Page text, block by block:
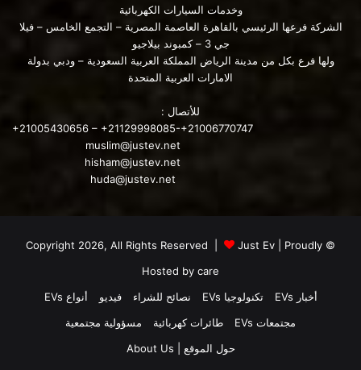
وخدمات السيارات الكهربائية
الشركة فرعها الرئيسي بالقاهرة العاصمة المصرية – التجمع الخامس – فيلا
جي 3 – كمبوند بيلاجيو
ولها فرع بكل من مدينة الرياض المملكة العربية السعودية – ودبي بدولة
الامارات العربية المتحدة
للأتصال :
+21005430656 – +21129998085-+21006770747
muslim@justev.net
hisham@justev.net
huda@justev.net
© Copyright 2026, All Rights Reserved |
Just Ev | Proudly
Hosted by care
أخبار EVs
تكنولوجيا EVs نصائح للشراء فيديو
أنواع EVs
مجتمعات EVs
طائرات كهربائية
مسؤولية مجتمعية
حول الموقع | About Us